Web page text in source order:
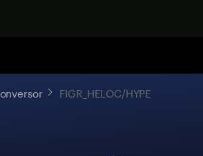
FIGR_HELOC/HYPE